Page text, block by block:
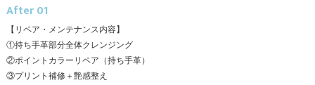
After 01
【リペア・メンテナンス内容】
①持ち手革部分全体クレンジング
②ポイントカラーリペア（持ち手革）
③プリント補修＋艶感整え